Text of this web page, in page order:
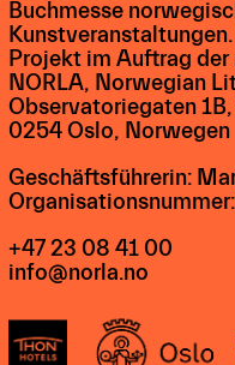
Buchmesse
Projekt im Auftrag
NORLA, Norwegian
Observatoriegaten
0254 Oslo, Norwegen
Geschäftsführerin:
+47 23 08 41 00
info@norla.no